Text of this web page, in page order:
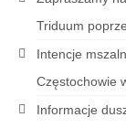
Triduum
Intencje
Częstochowie
Informacje